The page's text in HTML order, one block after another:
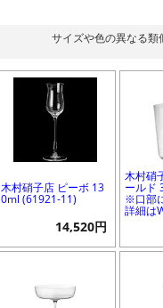
サイズや色の異なる
木村硝子店 ピーボ 13
0ml (61921-11)
14,520円
木村硝
ールド
※口部
詳細は